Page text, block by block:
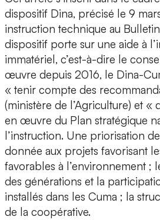
dispositif Dina, précisé le 9
instruction technique au
dispositif porte sur une aide à
immatériel, c’est-à-dire le
œuvre depuis 2016, le Dina-
« tenir compte des
(ministère de l’Agriculture) et «
en œuvre du Plan stratégique
l’instruction. Une priorisation
donnée aux projets favorisant
favorables à l’environnement ;
des générations et la
installés dans les Cuma ; la
de la coopérative.